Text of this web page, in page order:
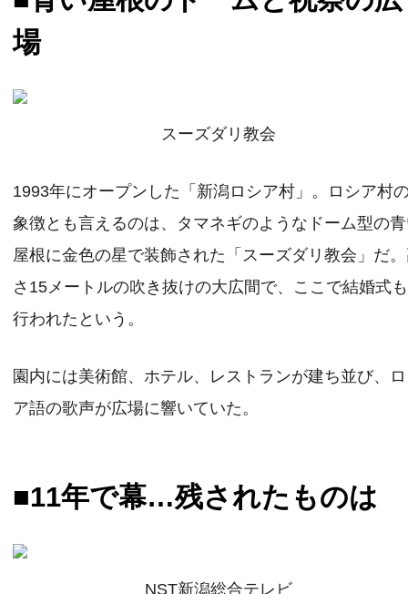
場
スーズダリ教会
1993年にオープンした「新潟ロシア村」。ロシア村
象徴とも言えるのは、タマネギのようなドーム型の
屋根に金色の星で装飾された「スーズダリ教会」だ
さ15メートルの吹き抜けの大広間で、ここで結婚式も
行われたという。
園内には美術館、ホテル、レストランが建ち並び、
ア語の歌声が広場に響いていた。
■11年で幕…残されたものは
NST新潟総合テレビ